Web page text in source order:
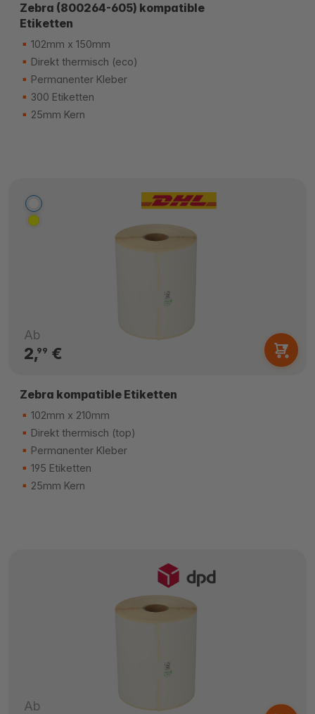
Zebra (800264-605) kompatible
Etiketten
102mm x 150mm
Direkt thermisch (eco)
Permanenter Kleber
300 Etiketten
25mm Kern
Ab
2,99 €
Zebra kompatible Etiketten
102mm x 210mm
Direkt thermisch (top)
Permanenter Kleber
195 Etiketten
25mm Kern
Ab